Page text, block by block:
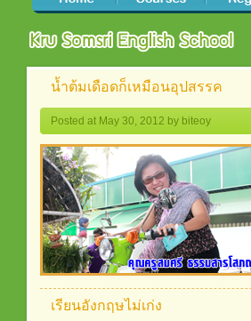
น้ำต้มเดือดก็เหมือนอุปสรรค
Posted at May 30, 2012 by biteoy
เรียนอังกฤษไม่เก่ง